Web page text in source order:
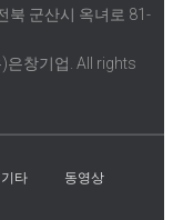
북 군산시 옥녀로 81-
창기업. All rights
기타 동영상